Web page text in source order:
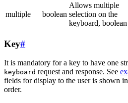
multiple boolean
Allows multiple
selection on the
keyboard, boolean
Key#
It is mandatory for a key to have one
keyboard request and response. See
fields for display to the user is shown
order.